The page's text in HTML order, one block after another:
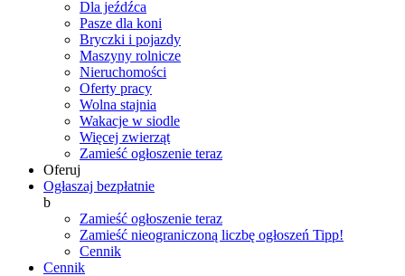
Dla jeźdźca
Pasze dla koni
Bryczki i pojazdy
Maszyny rolnicze
Nieruchomości
Oferty pracy
Wolna stajnia
Wakacje w siodle
Więcej zwierząt
Zamieść ogłoszenie teraz
Oferuj
Ogłaszaj bezpłatnie
b
Zamieść ogłoszenie teraz
Zamieść nieograniczoną liczbę ogłoszeń Tipp!
Cennik
Cennik